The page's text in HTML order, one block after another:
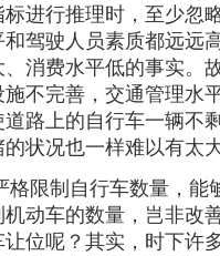
进行推理时，至少忽
驾驶人员素质都远远
消费水平低的事实。
不完善，交通管理水
路上的自行车一辆不
的状况也一样难以有太
格限制自行车数量，能
动车的数量，岂非改
位呢？其实，时下许